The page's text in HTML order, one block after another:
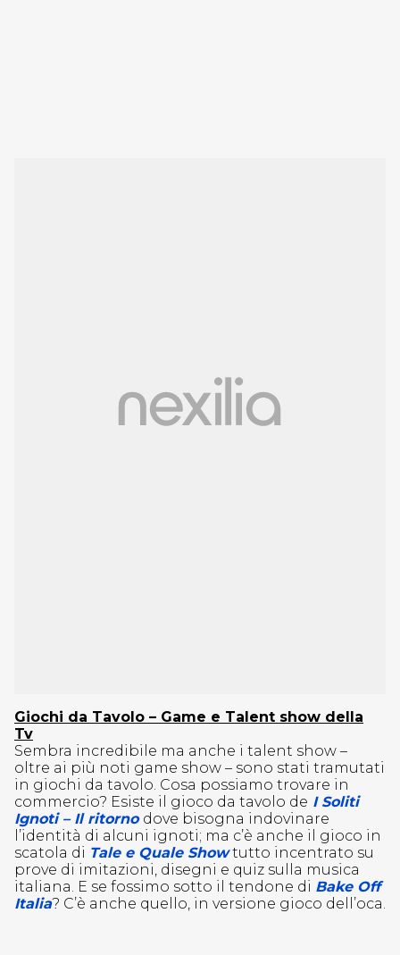
Giochi da Tavolo – Game e Talent show della
Tv
Sembra incredibile ma anche i talent show –
oltre ai più noti game show – sono stati tramutati
in giochi da tavolo. Cosa possiamo trovare in
commercio? Esiste il gioco da tavolo de I Soliti
Ignoti – Il ritorno dove bisogna indovinare
l’identità di alcuni ignoti; ma c’è anche il gioco in
scatola di Tale e Quale Showtutto incentrato su
prove di imitazioni, disegni e quiz sulla musica
italiana. E se fossimo sotto il tendone di Bake Off
Italia? C’è anche quello, in versione gioco dell’oca.